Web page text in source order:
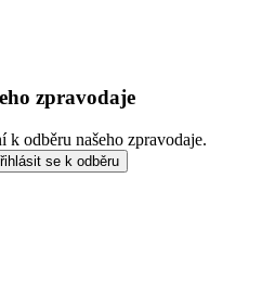
zpravodaje
odběru našeho zpravodaje.
se k odběru